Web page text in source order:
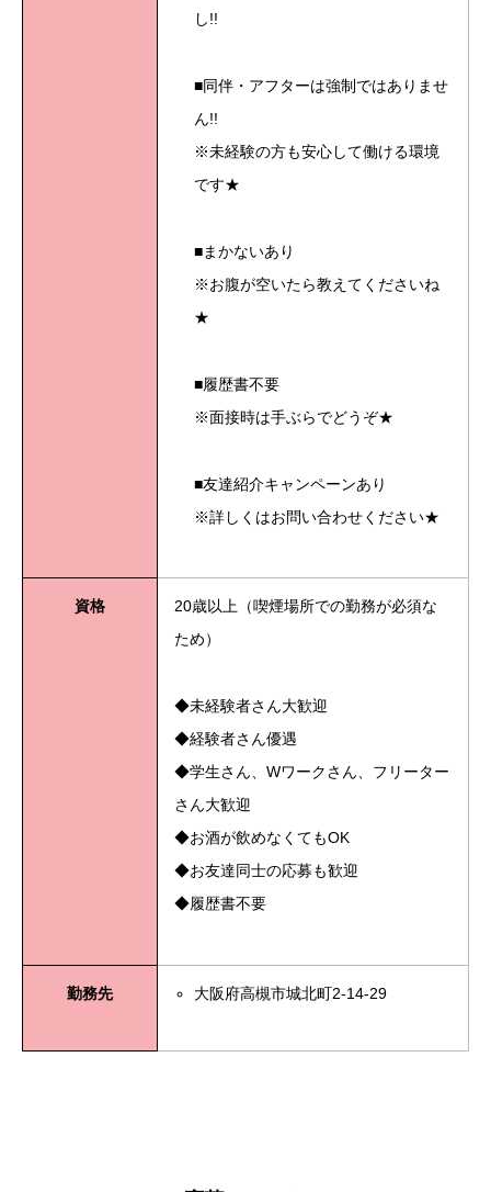
し!!
■同伴・アフターは強制ではありませ
ん!!
※未経験の方も安心して働ける環境
です★
■まかないあり
※お腹が空いたら教えてくださいね
★
■履歴書不要
※面接時は手ぶらでどうぞ★
■友達紹介キャンペーンあり
※詳しくはお問い合わせください★
資格
20歳以上（喫煙場所での勤務が必須な
ため）
◆未経験者さん大歓迎
◆経験者さん優遇
◆学生さん、Wワークさん、フリーター
さん大歓迎
◆お酒が飲めなくてもOK
◆お友達同士の応募も歓迎
◆履歴書不要
勤務先 大阪府高槻市城北町2-14-29